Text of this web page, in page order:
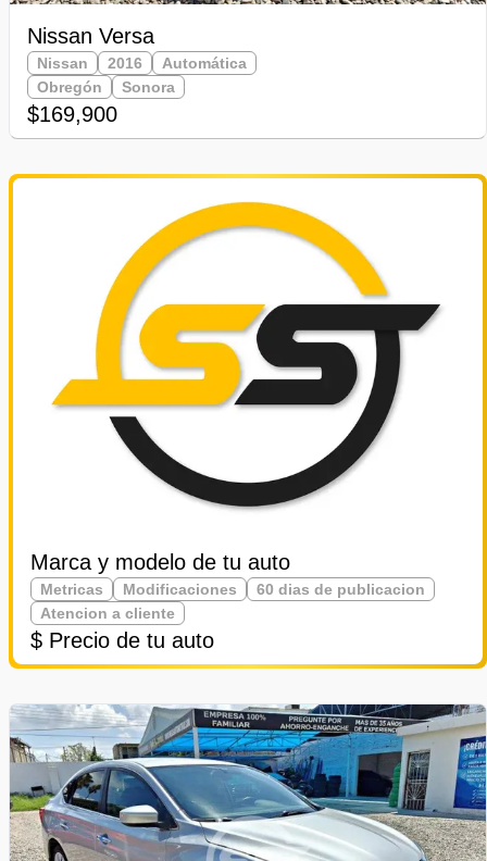
Nissan Versa
Nissan 2016
Automática
Obregón
Sonora
$169,900
Marca y modelo de tu auto
Metricas Modificaciones
60 dias de publicacion
Atencion a cliente
$ Precio de tu auto